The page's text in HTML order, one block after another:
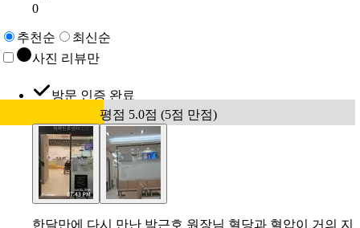
0
추천순
최신순
사진 리뷰만
방문 인증 완료
평점 5.0점 (5점 만점)
한달만에 다시 만난 박근호 원장님 혈당과 혈압이 거의 지